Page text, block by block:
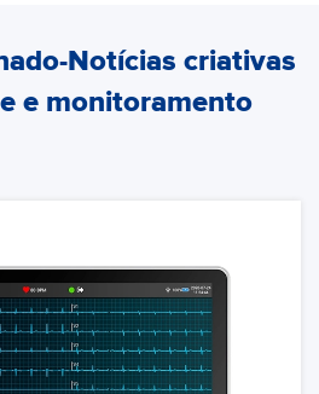
Notícias criativas
e monitoramento